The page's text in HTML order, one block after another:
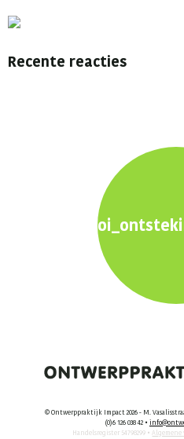
Recente reacties
© Ontwerppraktijk Impact 2026 - M.
(0)6 126 038 42 •
Handelsregister 54798299 •Algemene